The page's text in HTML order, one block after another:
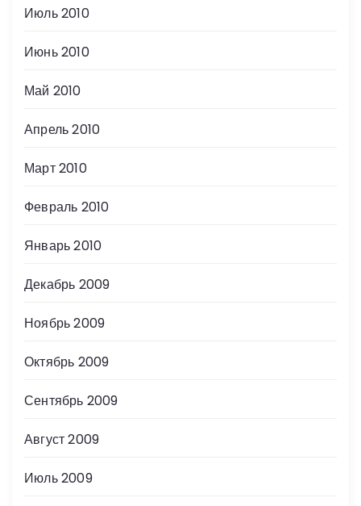
Июль 2010
Июнь 2010
Май 2010
Апрель 2010
Март 2010
Февраль 2010
Январь 2010
Декабрь 2009
Ноябрь 2009
Октябрь 2009
Сентябрь 2009
Август 2009
Июль 2009